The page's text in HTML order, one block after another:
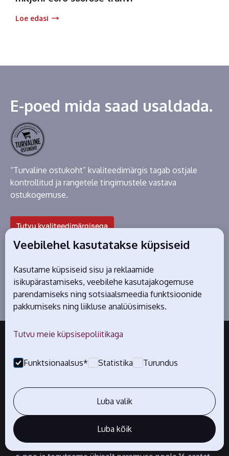
Loe edasi
E-poed mida saad usaldada.
“Turvaline ostukoht” kvaliteedimärgis tagab ostjale
kontrollitud ja rangetele tingimustele vastava
ostukogemuse.
Tutvu kvaliteedimärgisega
© MTÜ Eesti E-kaubanduse Liit
Privaatsus Poliitika
Tingimused
Eesti E-kaubanduse Liitu kuulub juba üle 530 maineka
Veebilehel kasutatakse küpsiseid
Kasutame küpsiseid sisu ja reklaamide
isikupärastamiseks, veebilehe kasutajakogemuse
parendamiseks ning sotsiaalsmeedia funktsioonide
pakkumiseks ning liikluse analüüsimiseks.
Tutvu meie küpsisepoliitikaga
Funktsionaalsus* Statistika Turundus
Luba valik
Luba kõik